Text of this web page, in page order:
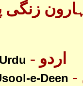
زنگی
Urdu - اردو
e-Deen